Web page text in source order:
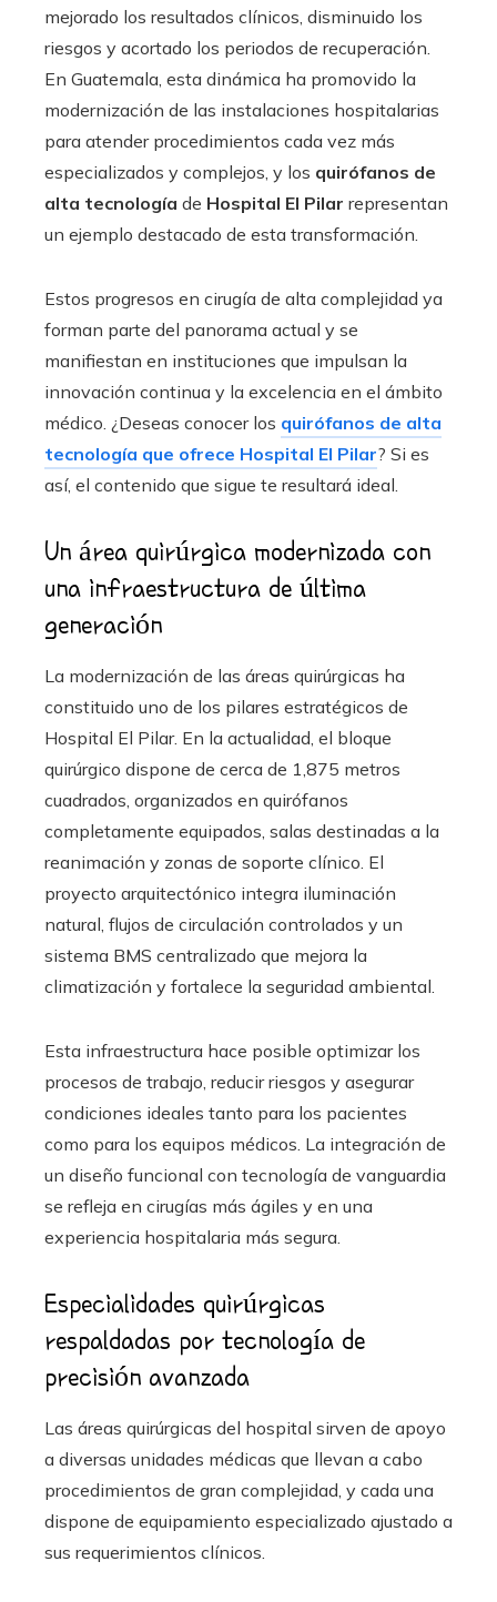
mejorado los resultados clínicos, disminuido los
riesgos y acortado los periodos de recuperación.
En Guatemala, esta dinámica ha promovido la
modernización de las instalaciones hospitalarias
para atender procedimientos cada vez más
especializados y complejos, y los quirófanos de
alta tecnología de Hospital El Pilar representan
un ejemplo destacado de esta transformación.
Estos progresos en cirugía de alta complejidad ya
forman parte del panorama actual y se
manifiestan en instituciones que impulsan la
innovación continua y la excelencia en el ámbito
médico. ¿Deseas conocer los quirófanos de alta
tecnología que ofrece Hospital El Pilar? Si es
así, el contenido que sigue te resultará ideal.
Un área quirúrgica modernizada con
una infraestructura de última
generación
La modernización de las áreas quirúrgicas ha
constituido uno de los pilares estratégicos de
Hospital El Pilar. En la actualidad, el bloque
quirúrgico dispone de cerca de 1,875 metros
cuadrados, organizados en quirófanos
completamente equipados, salas destinadas a la
reanimación y zonas de soporte clínico. El
proyecto arquitectónico integra iluminación
natural, flujos de circulación controlados y un
sistema BMS centralizado que mejora la
climatización y fortalece la seguridad ambiental.
Esta infraestructura hace posible optimizar los
procesos de trabajo, reducir riesgos y asegurar
condiciones ideales tanto para los pacientes
como para los equipos médicos. La integración de
un diseño funcional con tecnología de vanguardia
se refleja en cirugías más ágiles y en una
experiencia hospitalaria más segura.
Especialidades quirúrgicas
respaldadas por tecnología de
precisión avanzada
Las áreas quirúrgicas del hospital sirven de apoyo
a diversas unidades médicas que llevan a cabo
procedimientos de gran complejidad, y cada una
dispone de equipamiento especializado ajustado a
sus requerimientos clínicos.